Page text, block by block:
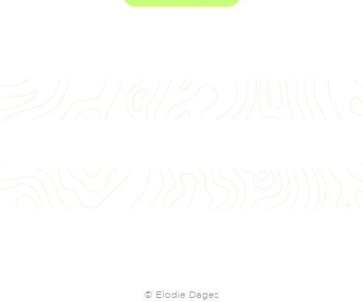
© Elodie Dages